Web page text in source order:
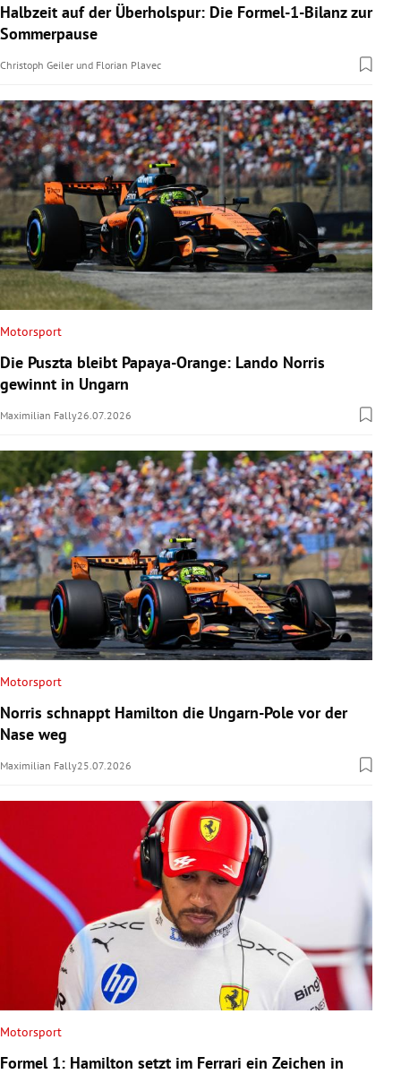
Halbzeit auf der Überholspur: Die Formel-1-Bilanz zur
Sommerpause
Christoph Geiler und Florian Plavec
Motorsport
Die Puszta bleibt Papaya-Orange: Lando Norris
gewinnt in Ungarn
Maximilian Fally26.07.2026
Motorsport
Norris schnappt Hamilton die Ungarn-Pole vor der
Nase weg
Maximilian Fally25.07.2026
Motorsport
Formel 1: Hamilton setzt im Ferrari ein Zeichen in